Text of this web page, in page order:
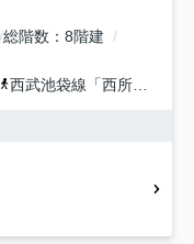
総階数
8階建
西武池袋線 「西所沢